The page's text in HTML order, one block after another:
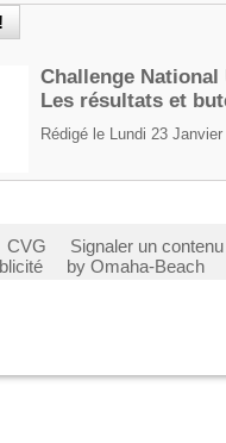
Challenge National
Les résultats et
Rédigé le Lundi 23 Janvier
CVG
Signaler un
by Omaha-Beach